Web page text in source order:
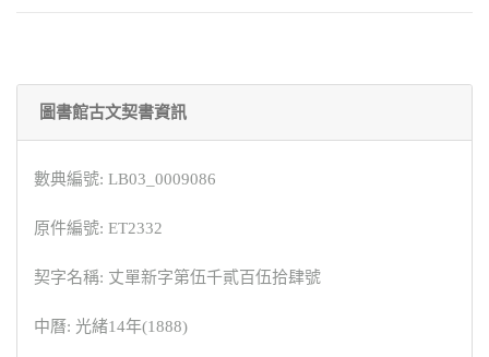
圖書館古文契書資訊
數典編號: LB03_0009086
原件編號: ET2332
契字名稱: 丈單新字第伍千貳百伍拾肆號
中曆: 光緒14年(1888)